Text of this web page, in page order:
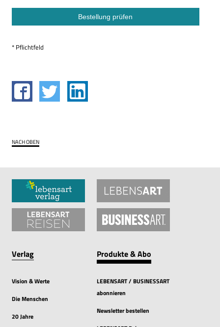
* Pflichtfeld
NACH OBEN
Verlag
Vision & Werte
Die Menschen
20 Jahre
Produkte & Abo
LEBENSART / BUSINESSART
abonnieren
Newsletter bestellen